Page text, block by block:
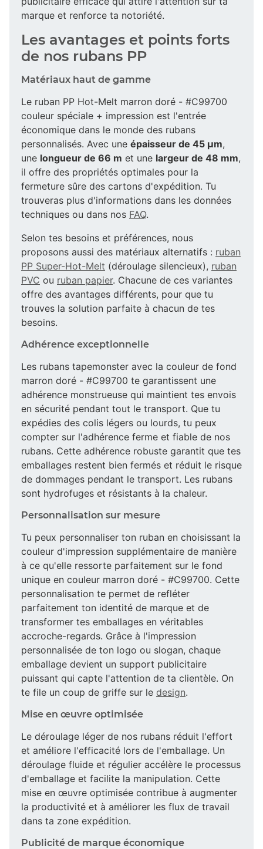
marque et renforce ta notoriété.
Les avantages et points forts
de nos rubans PP
Matériaux haut de gamme
Le ruban PP Hot-Melt marron doré - #C99700
couleur spéciale + impression est l'entrée
économique dans le monde des rubans
personnalisés. Avec une épaisseur de 45 µm,
une longueur de 66 m et une largeur de 48 mm,
il offre des propriétés optimales pour la
fermeture sûre des cartons d'expédition. Tu
trouveras plus d'informations dans les données
techniques ou dans nos FAQ.
Selon tes besoins et préférences, nous
proposons aussi des matériaux alternatifs : ruban
PP Super-Hot-Melt (déroulage silencieux), ruban
PVC ou ruban papier. Chacune de ces variantes
offre des avantages différents, pour que tu
trouves la solution parfaite à chacun de tes
besoins.
Adhérence exceptionnelle
Les rubans tapemonster avec la couleur de fond
marron doré - #C99700 te garantissent une
adhérence monstrueuse qui maintient tes envois
en sécurité pendant tout le transport. Que tu
expédies des colis légers ou lourds, tu peux
compter sur l'adhérence ferme et fiable de nos
rubans. Cette adhérence robuste garantit que tes
emballages restent bien fermés et réduit le risque
de dommages pendant le transport. Les rubans
sont hydrofuges et résistants à la chaleur.
Personnalisation sur mesure
Tu peux personnaliser ton ruban en choisissant la
couleur d'impression supplémentaire de manière
à ce qu'elle ressorte parfaitement sur le fond
unique en couleur marron doré - #C99700. Cette
personnalisation te permet de refléter
parfaitement ton identité de marque et de
transformer tes emballages en véritables
accroche-regards. Grâce à l'impression
personnalisée de ton logo ou slogan, chaque
emballage devient un support publicitaire
puissant qui capte l'attention de ta clientèle. On
te file un coup de griffe sur le design.
Mise en œuvre optimisée
Le déroulage léger de nos rubans réduit l'effort
et améliore l'efficacité lors de l'emballage. Un
déroulage fluide et régulier accélère le processus
d'emballage et facilite la manipulation. Cette
mise en œuvre optimisée contribue à augmenter
la productivité et à améliorer les flux de travail
dans ta zone expédition.
Publicité de marque économique